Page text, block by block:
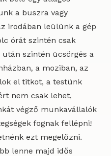
a buszra vagy
irodában leülünk a gép
órát szintén csak
szintén ücsörgés a
a moziban, az
el titkot, a testünk
nem csak lehet,
végző munkavállalók
fognak fellépni!
ezt megelőzni.
lenne majd idős